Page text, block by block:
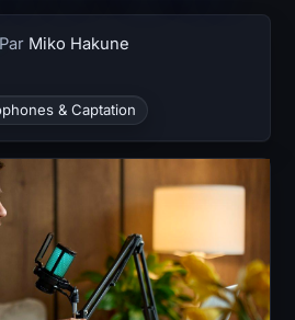
Miko Hakune
& Captation